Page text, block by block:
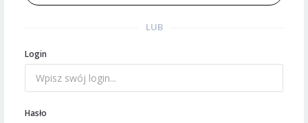
LUB
Login
Hasło